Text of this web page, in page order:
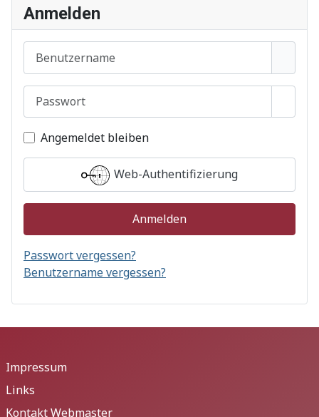
Anmelden
Benutzername
Passwort
Angemeldet bleiben
Web-Authentifizierung
Anmelden
Passwort vergessen?
Benutzername vergessen?
Impressum
Links
Kontakt Webmaster